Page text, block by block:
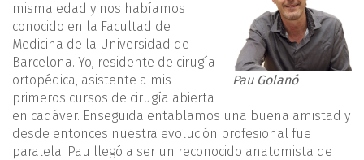
Pau Golanó
misma edad y nos habíamos
conocido en la Facultad de
Medicina de la Universidad de
Barcelona. Yo, residente de cirugía
ortopédica, asistente a mis
primeros cursos de cirugía abierta
en cadáver. Enseguida entablamos una buena amistad y
desde entonces nuestra evolución profesional fue
paralela. Pau llegó a ser un reconocido anatomista de